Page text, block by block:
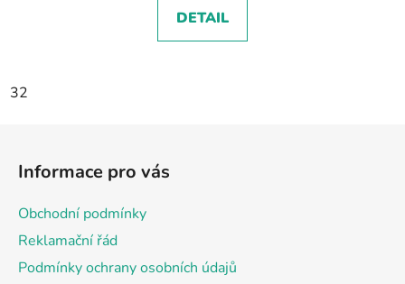
DETAIL
32
Informace pro vás
Obchodní podmínky
Reklamační řád
Podmínky ochrany osobních údajů